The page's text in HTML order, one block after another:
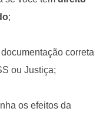
;
correta
ou Justiça;
os efeitos da